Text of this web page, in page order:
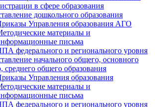
в сфере образования
дошкольного образования
Управления образования АГО
материалы и
письма
федерального и регионального уровня
начального общего, основного
среднего общего образования
Управления образования
материалы и
письма
федерального и регионального уровня